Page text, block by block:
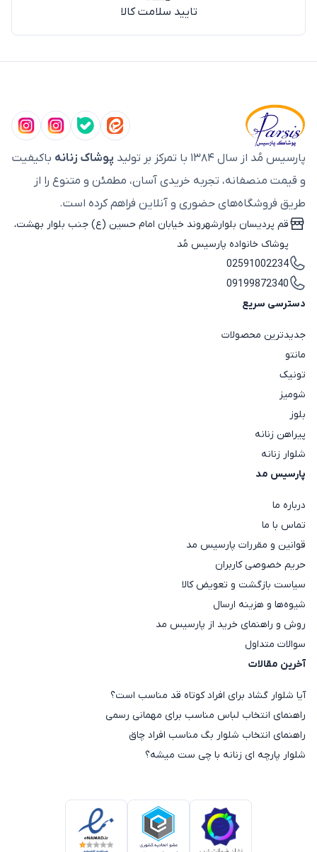
تایید سلامت کالا
پارسیس مُد از سال ۱۳۸۴ با تمرکز بر تولید پوشاک زنانه باکیفیت
و قیمت منصفانه، تجربه خریدی آسان، مطمئن و متنوع را از
طریق فروشگاه‌های حضوری و آنلاین فراهم کرده است.
قم پردیسان بلوارشهروند خیابان امام حسین (ع) جنب بلوار بهشت،
پوشاک خانواده پارسیس مُد
02591002234
09199872340
دسترسی سریع
جدیدترین محصولات
مانتو
تونیک
شومیز
بلوز
پیراهن زنانه
شلوار زنانه
پارسیس مد
درباره ما
تماس با ما
قوانین و مقررات پارسیس مد
حریم خصوصی کاربران
سیاست بازگشت و تعویض کالا
شیوه‌ها و هزینه ارسال
روش و راهنمای خرید از پارسیس مد
سوالات متداول
آخرین مقالات
آیا شلوار گشاد برای افراد کوتاه قد مناسب است؟
راهنمای انتخاب لباس مناسب برای مهمانی رسمی
راهنمای انتخاب شلوار بگ مناسب افراد چاق
شلوار پارچه ای زنانه با چی ست میشه؟